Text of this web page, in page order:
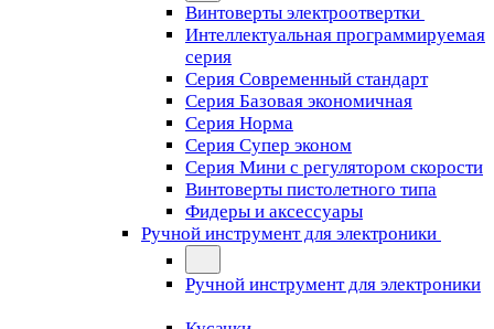
Винтоверты электроотвертки
Интеллектуальная программируемая
серия
Серия Современный стандарт
Серия Базовая экономичная
Серия Норма
Серия Cупер эконом
Серия Мини с регулятором скорости
Винтоверты пистолетного типа
Фидеры и аксессуары
Ручной инструмент для электроники
Ручной инструмент для электроники